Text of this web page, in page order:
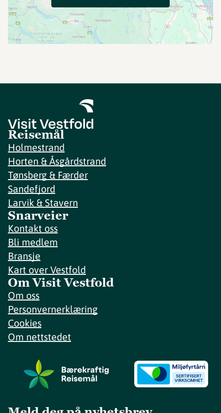
Reisemål
Holmestrand
Horten & Åsgårdstrand
Tønsberg & Færder
Sandefjord
Larvik & Stavern
Snarveier
Kontakt oss
Bli medlem
Bransje
Kart over Vestfold
Om Visit Vestfold
Om oss
Personvernerklæring
Cookies
Om nettstedet